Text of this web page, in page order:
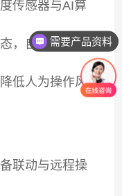
传感器与AI算
，自主完成升降
低人为操作风
联动与远程操
需要产品资料
需要解决方案